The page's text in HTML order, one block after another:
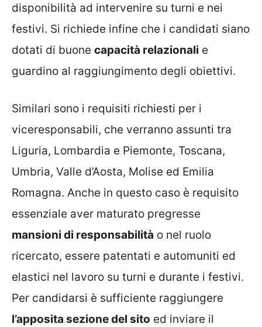
disponibilità ad intervenire su turni e nei
festivi. Si richiede infine che i candidati siano
dotati di buone capacità relazionali e
guardino al raggiungimento degli obiettivi.
Similari sono i requisiti richiesti per i
viceresponsabili, che verranno assunti tra
Liguria, Lombardia e Piemonte, Toscana,
Umbria, Valle d’Aosta, Molise ed Emilia
Romagna. Anche in questo caso è requisito
essenziale aver maturato pregresse
mansioni di responsabilità o nel ruolo
ricercato, essere patentati e automuniti ed
elastici nel lavoro su turni e durante i festivi.
Per candidarsi è sufficiente raggiungere
l’apposita sezione del sito ed inviare il